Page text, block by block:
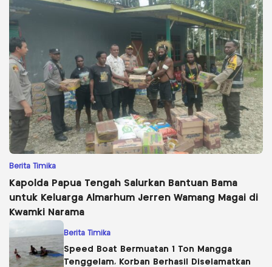
Berita Timika
Kapolda Papua Tengah Salurkan Bantuan Bama
untuk Keluarga Almarhum Jerren Wamang Magai di
Kwamki Narama
Berita Timika
Speed Boat Bermuatan 1 Ton Mangga
Tenggelam, Korban Berhasil Diselamatkan